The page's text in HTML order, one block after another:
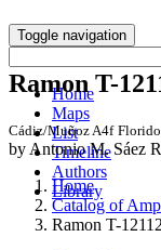
Toggle navigation
Home
Maps
List
Timeline
Authors
Library
Ramon T-
Cádiz/Muñoz A4f
by Antonio M. Sáez
Home
Catalog of
Ramon T-12112